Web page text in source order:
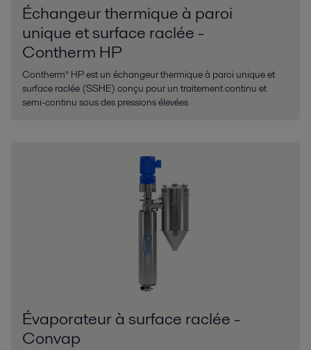
Échangeur thermique à paroi
unique et surface raclée -
Contherm HP
Contherm® HP est un échangeur thermique à paroi unique et
surface raclée (SSHE) conçu pour un traitement continu et
semi-continu sous des pressions élevées
Évaporateur à surface raclée -
Convap